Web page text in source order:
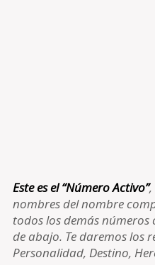
Este es el “Número Activo”
nombres del nombre
todos los demás
de abajo. Te daremos los
Personalidad, Destino,